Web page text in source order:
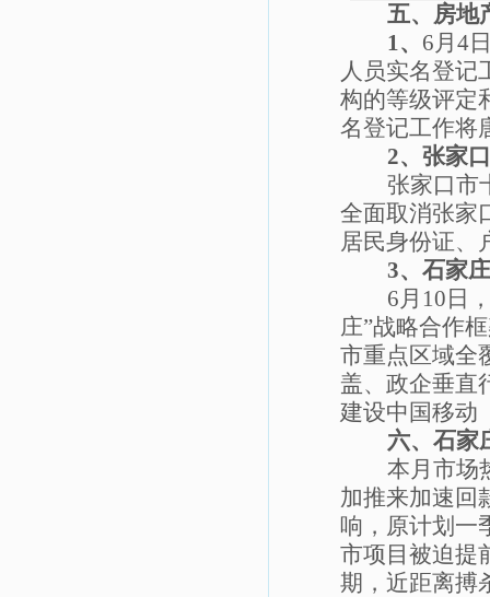
五、房地
1、 6月 4
人员实名登记
构的等级评定
名登记工作将
2、张家
张家口市
全面取消张家
居民身份证、
3、石家
6月 10 日
庄”战略合作
市重点区域全
盖、政企垂直
建设中国移动
六、石家
本月市场
加推来加速回
响，原计划一
市项目被迫提
期，近距离搏